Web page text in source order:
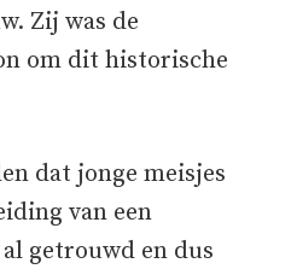
Zij was de
om dit historische
dat jonge meisjes
van een
getrouwd en dus